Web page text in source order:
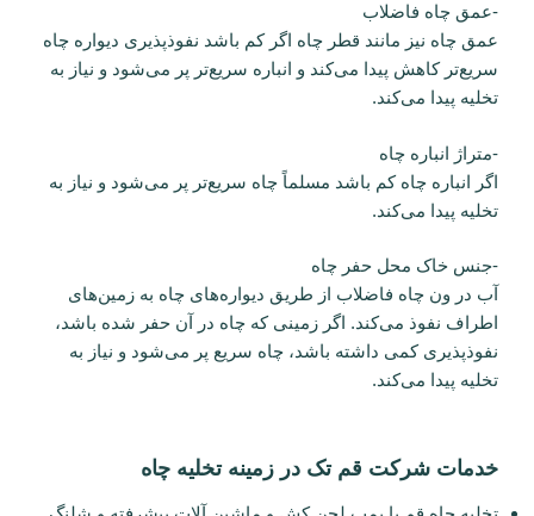
-عمق چاه فاضلاب
عمق چاه نیز مانند قطر چاه اگر کم باشد نفوذپذیری دیواره چاه
سریع‌تر کاهش پیدا می‌کند و انباره سریع‌تر پر می‌شود و نیاز به
تخلیه پیدا می‌کند.
-متراژ انباره چاه
اگر انباره چاه کم باشد مسلماً چاه سریع‌تر پر می‌شود و نیاز به
تخلیه پیدا می‌کند.
-جنس خاک محل حفر چاه
آب در ون چاه فاضلاب از طریق دیواره‌های چاه به زمین‌های
اطراف نفوذ می‌کند. اگر زمینی که چاه در آن حفر شده باشد،
نفوذپذیری کمی داشته باشد، چاه سریع پر می‌شود و نیاز به
تخلیه پیدا می‌کند.
خدمات شرکت قم تک در زمینه تخلیه چاه